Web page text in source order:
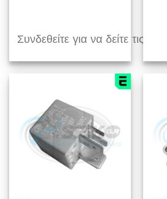
Συνδεθείτε για να δείτε τις τιμές